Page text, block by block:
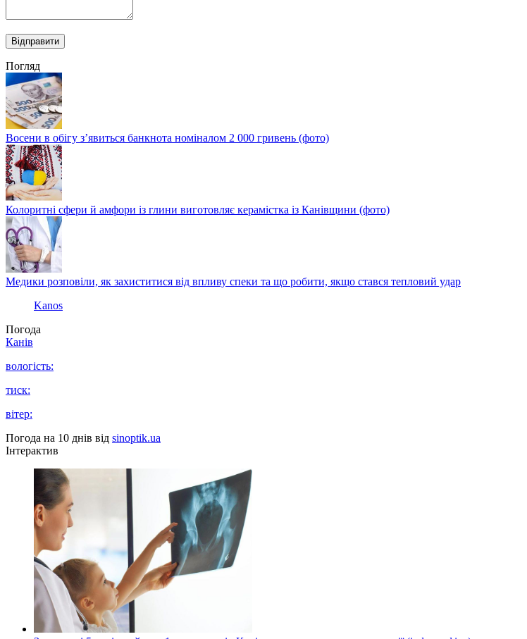
Погляд
Восени в обігу з’явиться банкнота номіналом 2 000 гривень (фото)
Колоритні сфери й амфори із глини виготовляє керамістка із Канівщини (фото)
Медики розповіли, як захиститися від впливу спеки та що робити, якщо стався тепловий удар
Kanos
Погода
Канів
вологість:
тиск:
вітер:
Погода на 10 днів від sinoptik.ua
Інтерактив